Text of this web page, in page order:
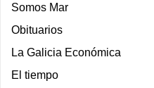
Somos Mar
Obituarios
La Galicia Económica
El tiempo